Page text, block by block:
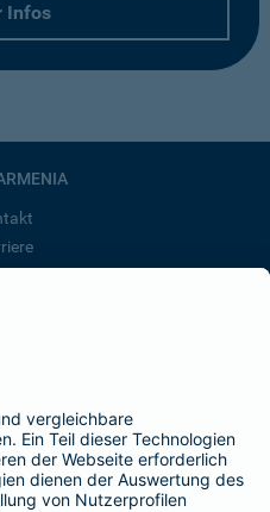
Infos
BarmeniaGothaer
SEITEN